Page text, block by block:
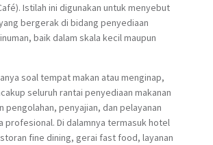
Istilah ini digunakan untuk menyebut
bergerak di bidang penyediaan
baik dalam skala kecil maupun
soal tempat makan atau menginap,
seluruh rantai penyediaan makanan
pengolahan, penyajian, dan pelayanan
profesional. Di dalamnya termasuk hotel
fine dining, gerai fast food, layanan